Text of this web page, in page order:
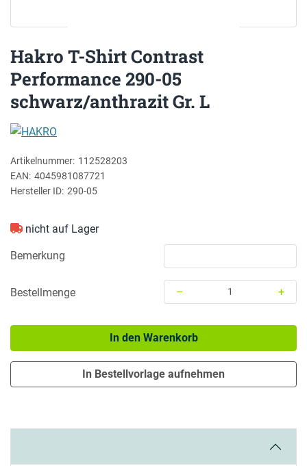
Hakro T-Shirt Contrast
Performance 290-05
schwarz/anthrazit Gr. L
Artikelnummer: 112528203
EAN: 4045981087721
Hersteller ID: 290-05
nicht auf Lager
Bemerkung
Bestellmenge –
+
In den Warenkorb
In Bestellvorlage aufnehmen